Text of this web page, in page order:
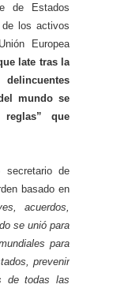
de Estados
los activos
Europea
late tras la
mundo se
que
secretario de
basado en
acuerdos,
se unió para
para
prevenir
de todas las